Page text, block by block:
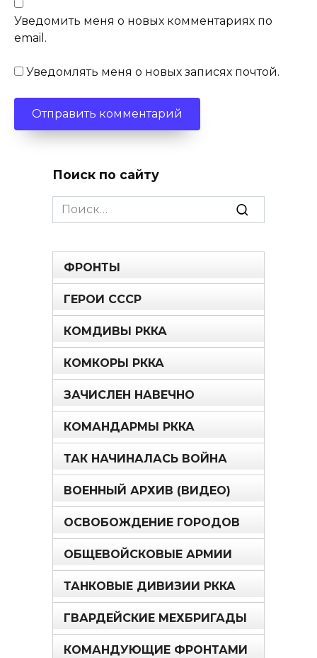
Уведомить меня о новых комментариях по
email.
Уведомлять меня о новых записях почтой.
Поиск по сайту
Search
for:
ФРОНТЫ
ГЕРОИ СССР
КОМДИВЫ РККА
КОМКОРЫ РККА
ЗАЧИСЛЕН НАВЕЧНО
КОМАНДАРМЫ РККА
ТАК НАЧИНАЛАСЬ ВОЙНА
ВОЕННЫЙ АРХИВ (ВИДЕО)
ОСВОБОЖДЕНИЕ ГОРОДОВ
ОБЩЕВОЙСКОВЫЕ АРМИИ
ТАНКОВЫЕ ДИВИЗИИ РККА
ГВАРДЕЙСКИЕ МЕХБРИГАДЫ
КОМАНДУЮЩИЕ ФРОНТАМИ